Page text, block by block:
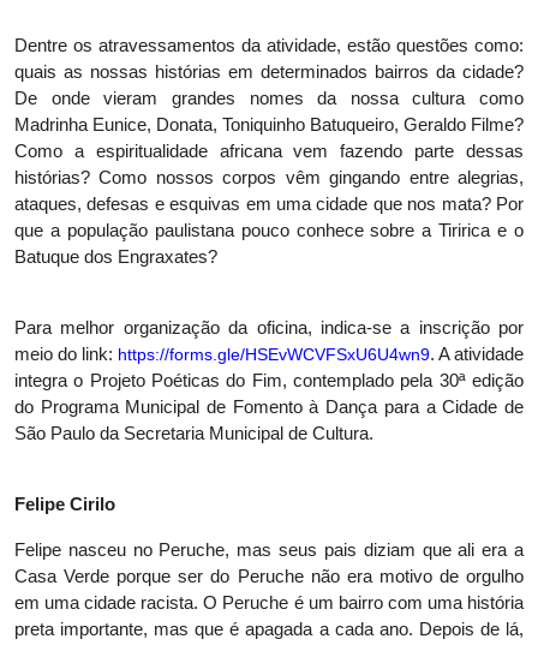
Dentre os atravessamentos da atividade, estão questões como:
quais as nossas histórias em determinados bairros da cidade?
De onde vieram grandes nomes da nossa cultura como
Madrinha Eunice, Donata, Toniquinho Batuqueiro, Geraldo Filme?
Como a espiritualidade africana vem fazendo parte dessas
histórias? Como nossos corpos vêm gingando entre alegrias,
ataques, defesas e esquivas em uma cidade que nos mata? Por
que a população paulistana pouco conhece sobre a Tiririca e o
Batuque dos Engraxates?
Para melhor organização da oficina, indica-se a inscrição por
meio do link: https://forms.gle/HSEvWCVFSxU6U4wn9. A atividade
integra o Projeto Poéticas do Fim, contemplado pela 30ª edição
do Programa Municipal de Fomento à Dança para a Cidade de
São Paulo da Secretaria Municipal de Cultura.
Felipe Cirilo
Felipe nasceu no Peruche, mas seus pais diziam que ali era a
Casa Verde porque ser do Peruche não era motivo de orgulho
em uma cidade racista. O Peruche é um bairro com uma história
preta importante, mas que é apagada a cada ano. Depois de lá,